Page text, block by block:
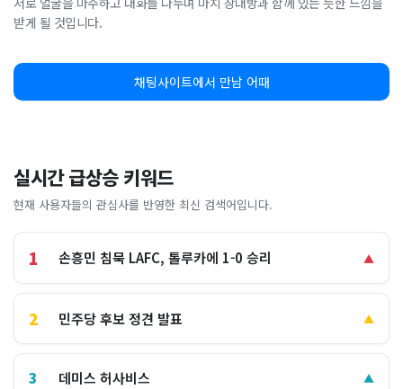
받게 될 것입니다.
채팅사이트에서 만남 어때
실시간 급상승 키워드
현재 사용자들의 관심사를 반영한 최신 검색어입니다.
1 손흥민 침묵 LAFC, 톨루카에 1-0 승리 ▲
2 민주당 후보 정견 발표 ▲
3 데미스 허사비스 ▲